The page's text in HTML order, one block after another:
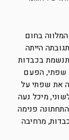
בחום
הייתה
בכבדות
שפתי, הפעם
את שפתי על
מיכל נעה
פנימה
מרחיבה